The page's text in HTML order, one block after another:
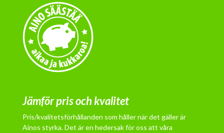
Jämför pris och kvalitet
Pris/kvalitetsförhållanden som håller när det gäller är
Ainos styrka. Det är en hedersak för oss att våra